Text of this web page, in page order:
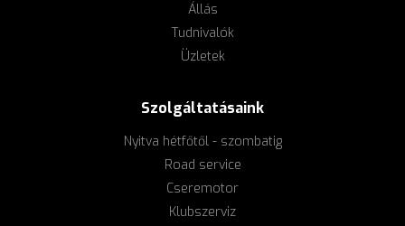
Állás
Tudnivalók
Üzletek
Szolgáltatásaink
Nyitva hétfőtől - szombatig
Road service
Cseremotor
Klubszerviz